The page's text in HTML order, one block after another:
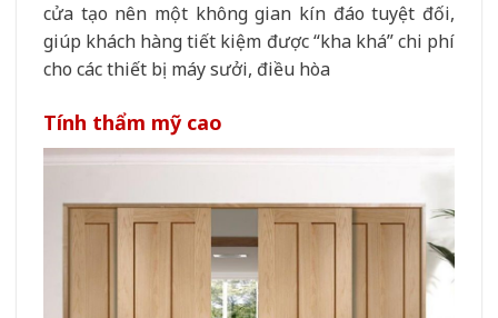
cửa tạo nên một không gian kín đáo tuyệt đối,
giúp khách hàng tiết kiệm được “kha khá” chi phí
cho các thiết bị máy sưởi, điều hòa
Tính thẩm mỹ cao